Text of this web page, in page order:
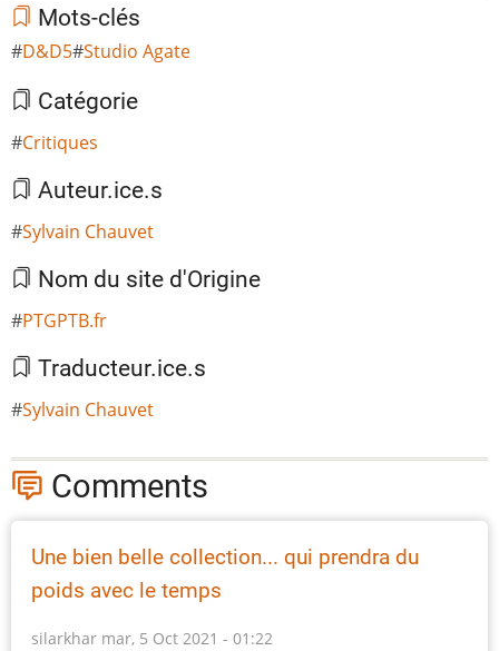
Mots-clés
D&D5 Studio Agate
Catégorie
Critiques
Auteur.ice.s
Sylvain Chauvet
Nom du site d'Origine
PTGPTB.fr
Traducteur.ice.s
Sylvain Chauvet
Comments
Une bien belle collection... qui prendra du
poids avec le temps
silarkhar mar, 5 Oct 2021 - 01:22